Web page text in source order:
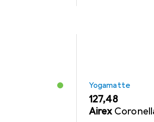
Yogamatte
EUR
127,48
Airex